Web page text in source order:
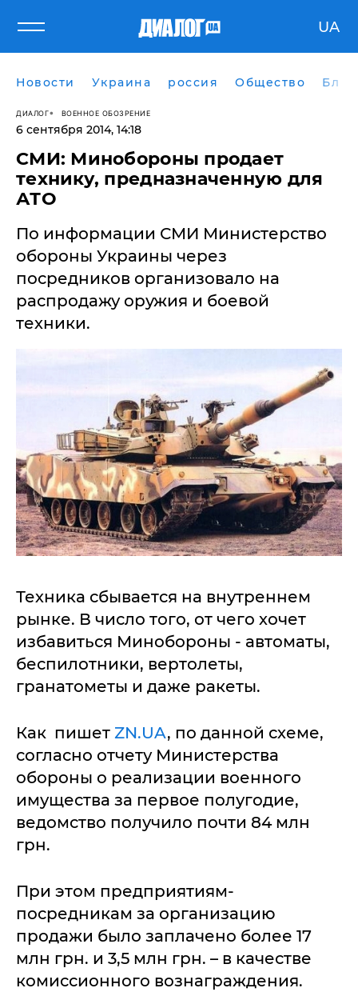
UA
Новости Украина россия Общество
ДИАЛОГ ВОЕННОЕ ОБОЗРЕНИЕ
6 сентября 2014, 14:18
СМИ: Минобороны продает
технику, предназначенную для
АТО
По информации СМИ Министерство
обороны Украины через
посредников организовало на
распродажу оружия и боевой
техники.
Техника сбывается на внутреннем
рынке. В число того, от чего хочет
избавиться Минобороны - автоматы,
беспилотники, вертолеты,
гранатометы и даже ракеты.
Как пишет ZN.UA, по данной схеме,
согласно отчету Министерства
обороны о реализации военного
имущества за первое полугодие,
ведомство получило почти 84 млн
грн.
При этом предприятиям-
посредникам за организацию
продажи было заплачено более 17
млн грн. и 3,5 млн грн. – в качестве
комиссионного вознаграждения.